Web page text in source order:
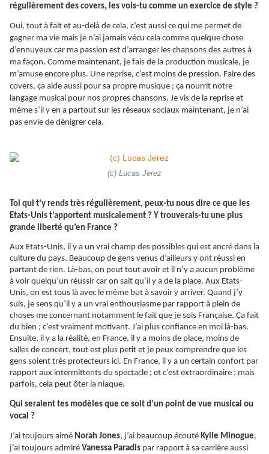
régulièrement des covers, les vois-tu comme un exercice de style ?
Oui, tout à fait et au-delà de cela, c’est aussi ce qui me permet de
gagner ma vie mais je n’ai jamais vécu cela comme quelque chose
d’ennuyeux car ma passion est d’arranger les chansons des autres à
ma façon. Comme maintenant, je fais de la production musicale, je
m’amuse encore plus. Une reprise, c’est moins de pression. Faire des
covers, ça aide aussi pour sa propre musique ; ça nourrit notre
langage musical pour nos propres chansons. Je vis de la reprise et
même s’il y en a partout sur les réseaux sociaux maintenant, je n’ai
pas envie de dénigrer cela.
(c) Lucas Jerez
Toi qui t’y rends très régulièrement, peux-tu nous dire ce que les
Etats-Unis t’apportent musicalement ? Y trouverais-tu une plus
grande liberté qu’en France ?
Aux Etats-Unis, il y a un vrai champ des possibles qui est ancré dans la
culture du pays. Beaucoup de gens venus d’ailleurs y ont réussi en
partant de rien. Là-bas, on peut tout avoir et il n’y a aucun problème
à voir quelqu’un réussir car on sait qu’il y a de la place. Aux Etats-
Unis, on est tous là avec le même but à savoir y arriver. Quand j’y
suis, je sens qu’il y a un vrai enthousiasme par rapport à plein de
choses me concernant notamment le fait que je sois Française. Ça fait
du bien ; c’est vraiment motivant. J’ai plus confiance en moi là-bas.
Ensuite, il y a la réalité, en France, il y a moins de place, moins de
salles de concert, tout est plus petit et je peux comprendre que les
gens soient très protecteurs ici. En France, il y a un certain confort par
rapport aux intermittents du spectacle ; et c’est extraordinaire ; mais
parfois, cela peut ôter la niaque.
Qui seraient tes modèles que ce soit d’un point de vue musical ou
vocal ?
J’ai toujours aimé Norah Jones, j’ai beaucoup écouté Kylie Minogue,
j’ai toujours admiré Vanessa Paradis par rapport à sa carrière aussi